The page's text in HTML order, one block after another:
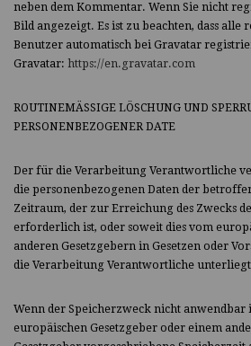
neben dem Kommentar. Wenn Sie nicht
Bild angezeigt. Es ist zu beachten, dass alle
Benutzer automatisch bei Gravatar
Gravatar: https://en.gravatar.com
ROUTINEMÄSSIGE LÖSCHUNG UND
PERSONENBEZOGENER DATE
Der für die Verarbeitung Verantwortliche
die personenbezogenen Daten der
Zeitraum, der zur Erreichung des Zwecks
erforderlich ist, oder soweit dies vom
anderen Gesetzgebern in Gesetzen oder
die Verarbeitung Verantwortliche
Wenn der Speicherzweck nicht anwendbar
europäischen Gesetzgeber oder einem